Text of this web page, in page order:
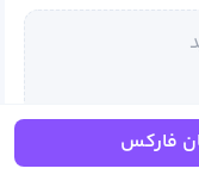
ارسال نظرفارکس